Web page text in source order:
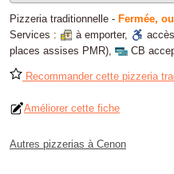
Pizzeria traditionnelle - Fermée,
Services :
à emporter, accès
places assises PMR), CB
Recommander cette pizzeria
Améliorer cette fiche
Autres pizzerias à Cenon